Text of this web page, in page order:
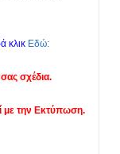
κλικ Εδώ:
σχέδια.
με την Εκτύπωση.